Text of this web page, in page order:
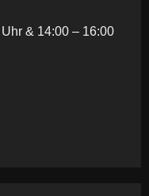
& 14:00 – 16:00